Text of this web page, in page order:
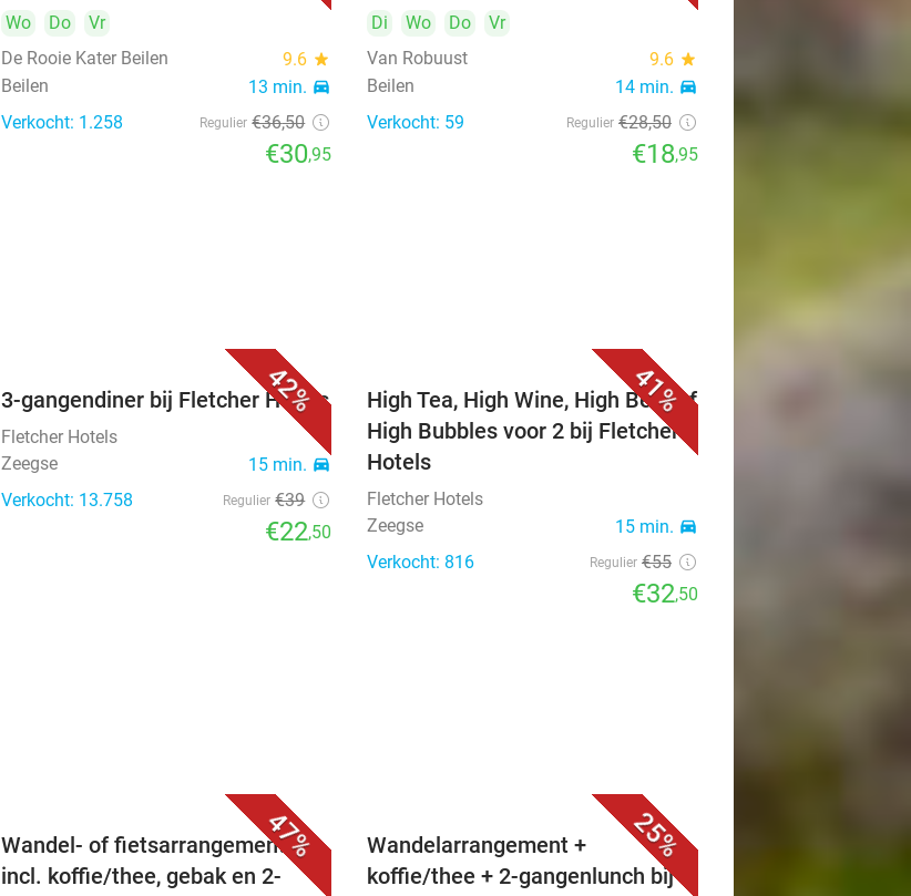
Wo Do
Vr
De Rooie Kater Beilen
9.6 star
Beilen 13 min. directions_car
Verkocht: 1.258 Regulier €36,50
€30,95
Di Wo Do
Vr
Van Robuust
9.6 star
Beilen 14 min. directions_car
Verkocht: 59 Regulier €28,50
€18,95
42%
3-gangendiner bij Fletcher Hotels
Fletcher Hotels
Zeegse
15 min. directions_car
Verkocht: 13.758 Regulier €39
€22,50
41%
High Tea, High Wine, High Beer of
High Bubbles voor 2 bij Fletcher
Hotels
Fletcher Hotels
Zeegse
15 min. directions_car
Verkocht: 816 Regulier €55
€32,50
47%
Wandel- of fietsarrangement
incl. koffie/thee, gebak en 2-
25%
Wandelarrangement +
koffie/thee + 2-gangenlunch bij